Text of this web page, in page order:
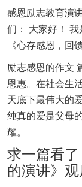
感恩励志教育演
们： 大家好！
《心存感恩，回
励志感恩的作文
恩惠。在社会生
天底下最伟大的
纯真的爱是父母
耀。
求一篇看
的演讲》观